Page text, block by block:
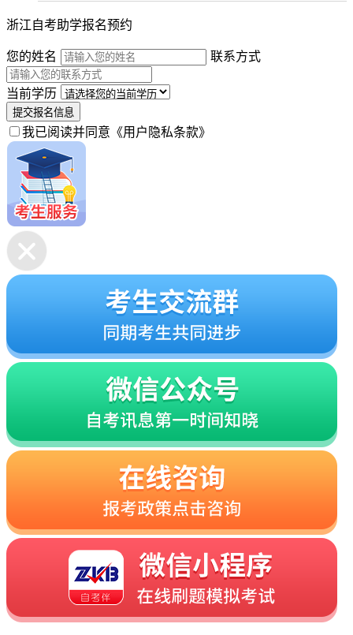
浙江自考助学报名预约
您的姓名
联系方式
当前学历
提交报名信息
我已阅读并同意 《用户隐私条款》